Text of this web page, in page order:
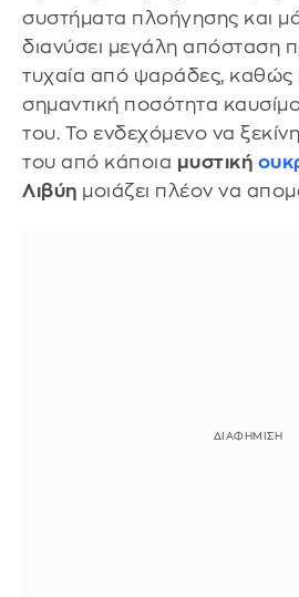
συστήματα πλοήγησης και
διανύσει μεγάλη απόσταση
τυχαία από ψαράδες, καθώς
σημαντική ποσότητα
του. Το ενδεχόμενο να
του από κάποια μυστική
Λιβύη μοιάζει πλέον να